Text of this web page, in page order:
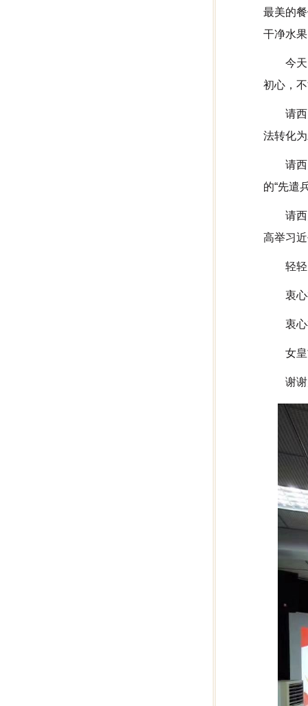
最美的
干净水
今
初心，
请
法转化
请
的“先遣
请
高举习
轻
衷
衷
女
谢